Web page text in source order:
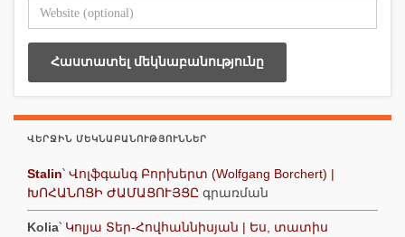
ՎԵՐՋԻՆ ՄԵԿՆԱԲԱՆՈՒԹՅՈՒՆՆԵՐ
Stalin՝ Վոլֆգանգ Բորխերտ (Wolfgang Borchert) |
ԽՈՀԱՆՈՑԻ ԺԱՄԱՑՈՒՅՑԸ գրառման
Kolia՝ Կոլյա Տեր-Հովհաննիսյան | Ես, տատիս